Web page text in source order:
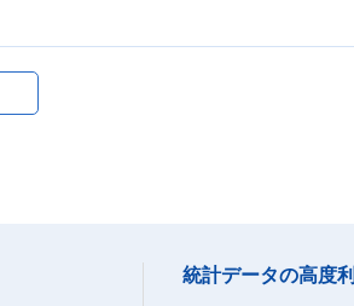
統計データの高度